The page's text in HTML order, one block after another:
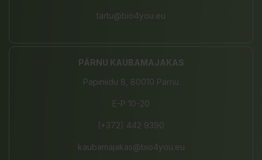
tartu@bio4you.eu
PÄRNU KAUBAMAJAKAS
Papiniidu 8, 80010 Pärnu
E-P 10-20
(+372) 442 9390
kaubamajakas@bio4you.eu